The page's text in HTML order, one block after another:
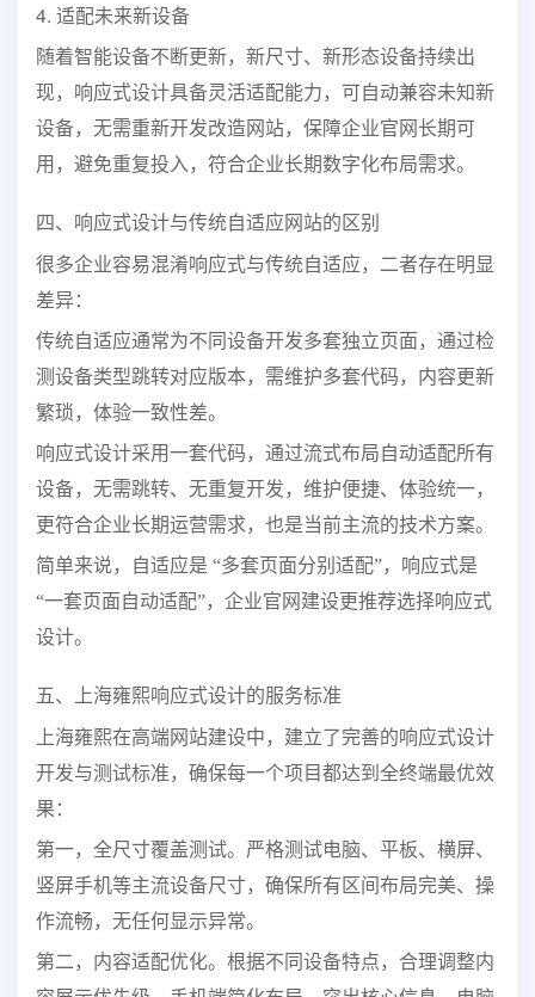
4. 适配未来新设备
随着智能设备不断更新，新尺寸、新形态设备持续出
现，响应式设计具备灵活适配能力，可自动兼容未知新
设备，无需重新开发改造网站，保障企业官网长期可
用，避免重复投入，符合企业长期数字化布局需求。
四、响应式设计与传统自适应网站的区别
很多企业容易混淆响应式与传统自适应，二者存在明显
差异：
传统自适应通常为不同设备开发多套独立页面，通过检
测设备类型跳转对应版本，需维护多套代码，内容更新
繁琐，体验一致性差。
响应式设计采用一套代码，通过流式布局自动适配所有
设备，无需跳转、无重复开发，维护便捷、体验统一，
更符合企业长期运营需求，也是当前主流的技术方案。
简单来说，自适应是 “多套页面分别适配”，响应式是
“一套页面自动适配”，企业官网建设更推荐选择响应式
设计。
五、上海雍熙响应式设计的服务标准
上海雍熙在高端网站建设中，建立了完善的响应式设计
开发与测试标准，确保每一个项目都达到全终端最优效
果：
第一，全尺寸覆盖测试。严格测试电脑、平板、横屏、
竖屏手机等主流设备尺寸，确保所有区间布局完美、操
作流畅，无任何显示异常。
第二，内容适配优化。根据不同设备特点，合理调整内